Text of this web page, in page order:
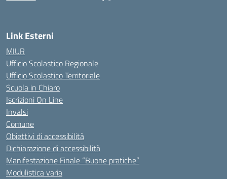
Link Esterni
MIUR
Ufficio Scolastico Regionale
Ufficio Scolastico Territoriale
Scuola in Chiaro
Iscrizioni On Line
Invalsi
Comune
Obiettivi di accessibilità
Dichiarazione di accessibilità
Manifestazione Finale “Buone pratiche”
Modulistica varia